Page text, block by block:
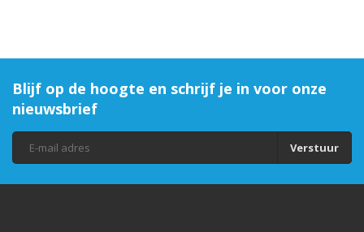
Blijf op de hoogte en schrijf je in voor onze
nieuwsbrief
Verstuur